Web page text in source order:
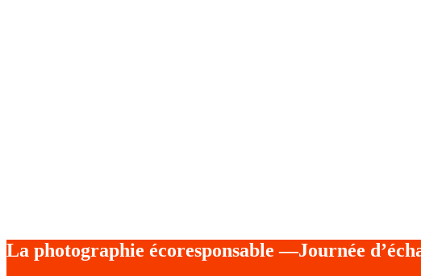
La photographie écoresponsable —Journée